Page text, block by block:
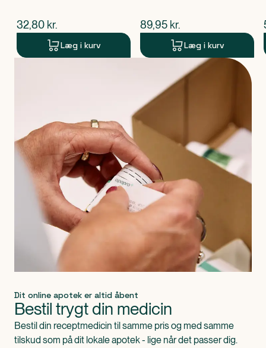
$nuværende pris
32,80 kr.
Læg i kurv
$nuværende pris
89,95 kr.
Læg i kurv
Dit online apotek er altid åbent
Bestil trygt din medicin
Bestil din receptmedicin til samme pris og med samme
tilskud som på dit lokale apotek - lige når det passer dig.